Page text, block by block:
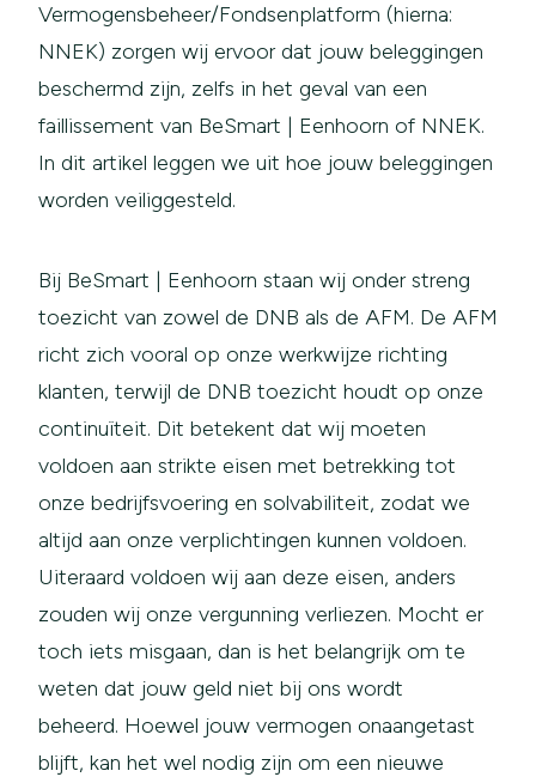
Vermogensbeheer/Fondsenplatform (hierna:
NNEK) zorgen wij ervoor dat jouw beleggingen
beschermd zijn, zelfs in het geval van een
faillissement van BeSmart | Eenhoorn of NNEK.
In dit artikel leggen we uit hoe jouw beleggingen
worden veiliggesteld.
Bij BeSmart | Eenhoorn staan wij onder streng
toezicht van zowel de DNB als de AFM. De AFM
richt zich vooral op onze werkwijze richting
klanten, terwijl de DNB toezicht houdt op onze
continuïteit. Dit betekent dat wij moeten
voldoen aan strikte eisen met betrekking tot
onze bedrijfsvoering en solvabiliteit, zodat we
altijd aan onze verplichtingen kunnen voldoen.
Uiteraard voldoen wij aan deze eisen, anders
zouden wij onze vergunning verliezen. Mocht er
toch iets misgaan, dan is het belangrijk om te
weten dat jouw geld niet bij ons wordt
beheerd. Hoewel jouw vermogen onaangetast
blijft, kan het wel nodig zijn om een nieuwe